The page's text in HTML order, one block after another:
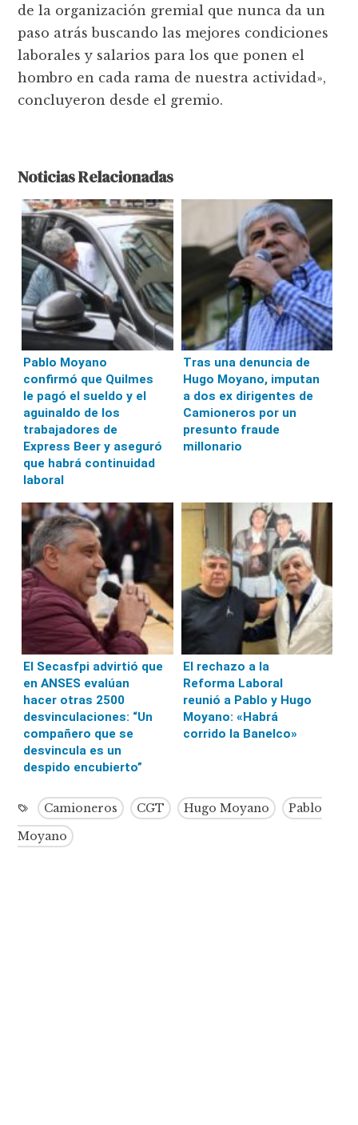
de la organización gremial que nunca da un
paso atrás buscando las mejores condiciones
laborales y salarios para los que ponen el
hombro en cada rama de nuestra actividad»,
concluyeron desde el gremio.
Noticias Relacionadas
Pablo Moyano
confirmó que Quilmes
le pagó el sueldo y el
aguinaldo de los
trabajadores de
Express Beer y aseguró
que habrá continuidad
laboral
Tras una denuncia de
Hugo Moyano, imputan
a dos ex dirigentes de
Camioneros por un
presunto fraude
millonario
El Secasfpi advirtió que
en ANSES evalúan
hacer otras 2500
desvinculaciones: “Un
compañero que se
desvincula es un
despido encubierto”
El rechazo a la
Reforma Laboral
reunió a Pablo y Hugo
Moyano: «Habrá
corrido la Banelco»
Camioneros CGT Hugo Moyano
Pablo
Moyano